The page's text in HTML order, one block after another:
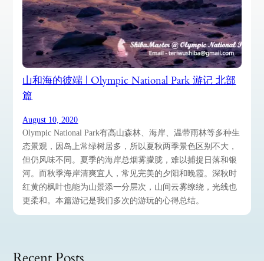
山和海的彼端 | Olympic National Park 游记 北部
篇
August 10, 2020
Olympic National Park有高山森林、海岸、温带雨林等多种生
态景观，因岛上常绿树居多，所以夏秋两季景色区别不大，
但仍风味不同。夏季的海岸总烟雾朦胧，难以捕捉日落和银
河。而秋季海岸清爽宜人，常见完美的夕阳和晚霞。深秋时
红黄的枫叶也能为山景添一分层次，山间云雾缭绕，光线也
更柔和。本篇游记是我们多次的游玩的心得总结。